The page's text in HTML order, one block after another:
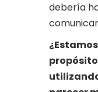
debería